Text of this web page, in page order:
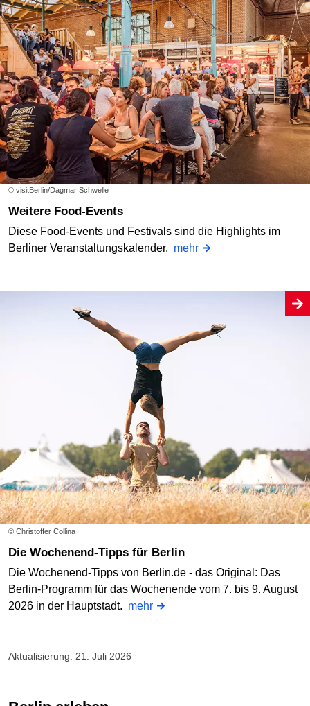
© visitBerlin/Dagmar Schwelle
Weitere Food-Events
Diese Food-Events und Festivals sind die Highlights im
Berliner Veranstaltungskalender. mehr
© Christoffer Collina
Die Wochenend-Tipps für Berlin
Die Wochenend-Tipps von Berlin.de - das Original: Das
Berlin-Programm für das Wochenende vom 7. bis 9. August
2026 in der Hauptstadt. mehr
Aktualisierung: 21. Juli 2026